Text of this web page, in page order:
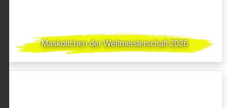
Maskottchen der Weltmeisterschaft 2026